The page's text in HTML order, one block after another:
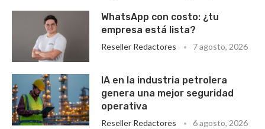
WhatsApp con costo: ¿tu
empresa está lista?
Reseller Redactores 7 agosto, 2026
IA en la industria petrolera
genera una mejor seguridad
operativa
Reseller Redactores 6 agosto, 2026